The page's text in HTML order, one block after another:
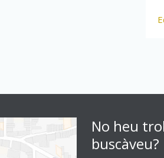
No heu
buscàveu?